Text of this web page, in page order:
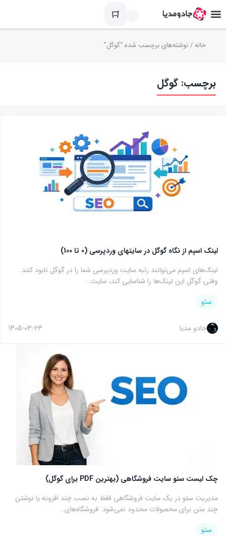
خانه/ نوشته‌های برچسب شده “گوگل”
برچسب: گوگل
لینک اسپم از نگاه گوگل در سایتهای وردپرسی (0 تا 100)
لینک‌های اسپم می‌توانند رتبه سایت وردپرسی شما را در گوگل نابود کنند.
وقتی گوگل این لینک‌ها را شناسایی کند، سایت…
سئو
جادو مدیا 1405-03-23
چک لیست سئو سایت فروشگاهی (بهترین PDF برای گوگل)
مدیریت سئو در یک سایت فروشگاهی فقط به نصب چند افزونه یا نوشتن
چند متن برای محصولات محدود نمی‌شود. فروشگاه‌های…
سئو